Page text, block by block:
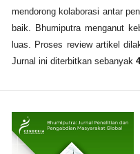
mendorong kolaborasi antar
baik. Bhumiputra menganut
luas. Proses review artikel
Jurnal ini diterbitkan sebanyak